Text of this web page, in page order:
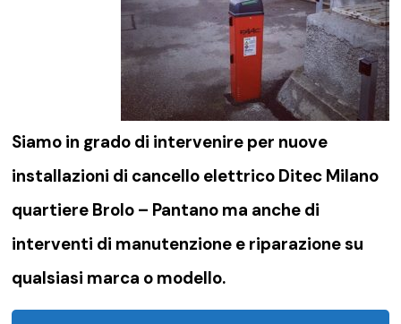
Siamo in grado di intervenire per nuove
installazioni di cancello elettrico Ditec Milano
quartiere Brolo – Pantano ma anche di
interventi di manutenzione e riparazione su
qualsiasi marca o modello.